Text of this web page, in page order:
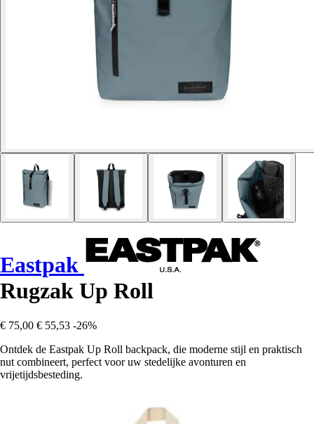
Eastpak
Rugzak Up Roll
€ 75,00 € 55,53 -26%
Ontdek de Eastpak Up Roll backpack, die moderne stijl en praktisch
nut combineert, perfect voor uw stedelijke avonturen en
vrijetijdsbesteding.